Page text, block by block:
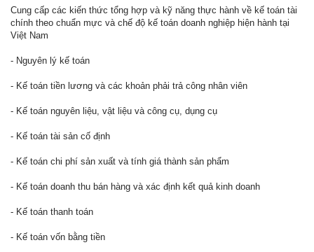
Cung cấp các kiến thức tổng hợp và kỹ năng thực hành về kế toán tài
chính theo chuẩn mực và chế độ kế toán doanh nghiệp hiện hành tại
Việt Nam
- Nguyên lý kế toán
- Kế toán tiền lương và các khoản phải trả công nhân viên
- Kế toán nguyên liệu, vật liệu và công cụ, dụng cụ
- Kế toán tài sản cố định
- Kế toán chi phí sản xuất và tính giá thành sản phẩm
- Kế toán doanh thu bán hàng và xác định kết quả kinh doanh
- Kế toán thanh toán
- Kế toán vốn bằng tiền